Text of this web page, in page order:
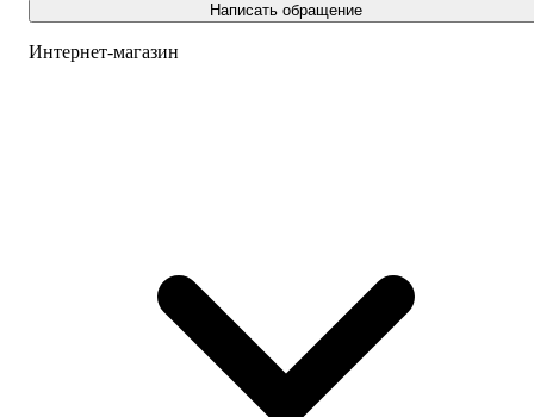
Написать обращение
Интернет-магазин